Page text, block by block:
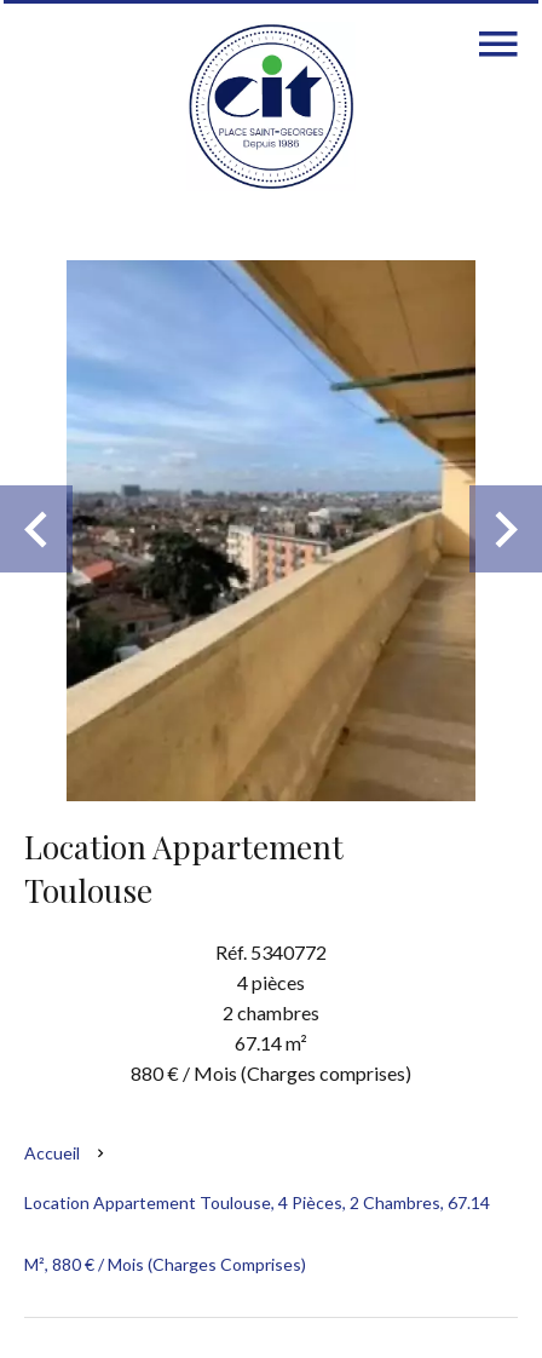
Location Appartement
Toulouse
Réf. 5340772
4 pièces
2 chambres
67.14 m²
880 € / Mois (Charges comprises)
Accueil
Location Appartement Toulouse, 4 Pièces, 2 Chambres, 67.14
M², 880 € / Mois (Charges Comprises)